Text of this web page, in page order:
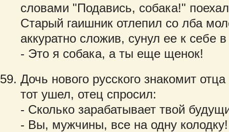
словами "Подавись, собака!"
Старый гаишник отлепил со лба
аккуратно сложив, сунул ее к себе
- Это я собака, а ты еще щенок!
Дочь нового русского знакомит
тот ушел, отец спросил:
- Сколько зарабатывает твой
- Вы, мужчины, все на одну